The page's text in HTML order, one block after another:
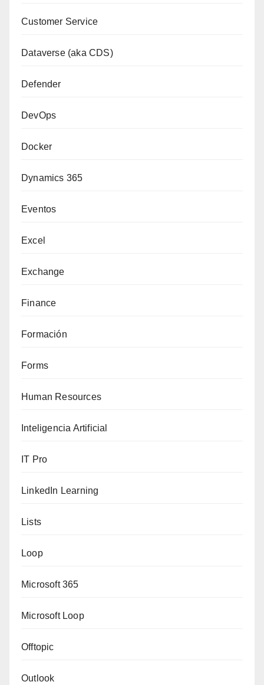
Customer Service
Dataverse (aka CDS)
Defender
DevOps
Docker
Dynamics 365
Eventos
Excel
Exchange
Finance
Formación
Forms
Human Resources
Inteligencia Artificial
IT Pro
LinkedIn Learning
Lists
Loop
Microsoft 365
Microsoft Loop
Offtopic
Outlook